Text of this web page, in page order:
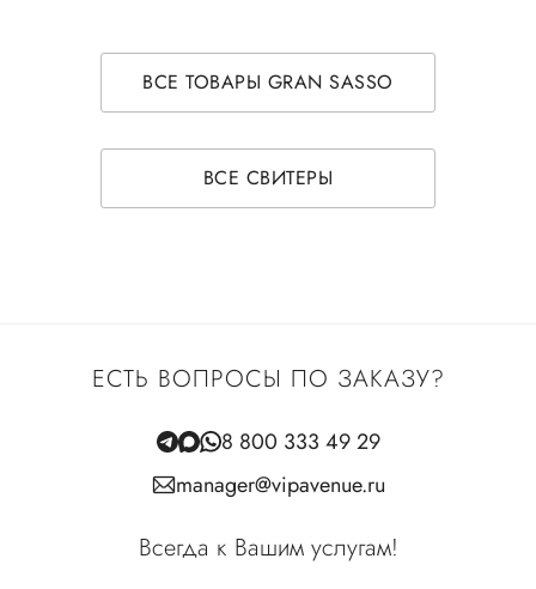
ВСЕ ТОВАРЫ GRAN SASSO
ВСЕ СВИТЕРЫ
ЕСТЬ ВОПРОСЫ ПО ЗАКАЗУ?
8 800 333 49 29
manager@vipavenue.ru
Всегда к Вашим услугам!